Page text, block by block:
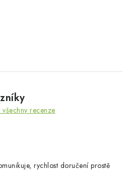
recenze
rychlost doručení prostě